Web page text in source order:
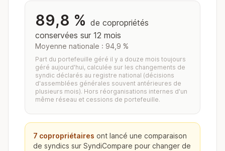
89,8 % de copropriétés
conservées sur 12 mois
Moyenne nationale : 94,9 %
Part du portefeuille géré il y a douze mois toujours
géré aujourd'hui, calculée sur les changements de
syndic déclarés au registre national (décisions
d'assemblées générales souvent antérieures de
plusieurs mois). Hors réorganisations internes d'un
même réseau et cessions de portefeuille.
7 copropriétaires ont lancé une comparaison
de syndics sur SyndiCompare pour changer de